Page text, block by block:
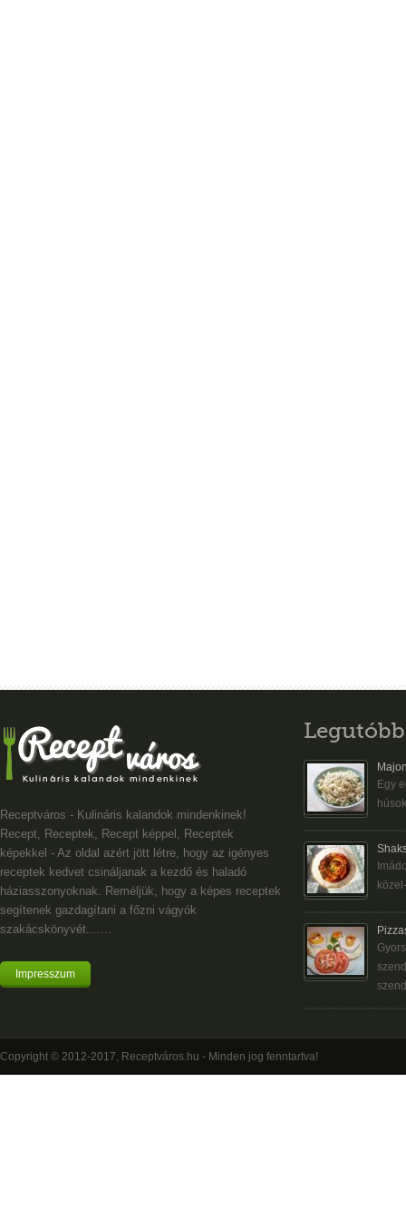
Receptváros - Kulináris kalandok mindenkinek!
Recept, Receptek, Recept képpel, Receptek
képekkel - Az oldal azért jött létre, hogy az igényes
receptek kedvet csináljanak a kezdő és haladó
háziasszonyoknak. Reméljük, hogy a képes receptek
segítenek gazdagítani a főzni vágyók
szakácskönyvét.......
Impresszum
Egy
Copyright © 2012-2017, Receptváros.hu - Minden jog fenntartva!